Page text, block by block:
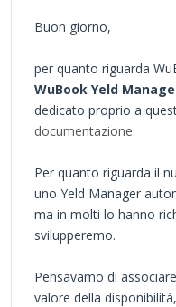
Buon giorno,
per quanto riguarda
WuBook Yeld
dedicato proprio a
documentazione.
Per quanto riguarda il
uno Yeld Manager
ma in molti lo hanno
svilupperemo.
Pensavamo di
valore della disponibilità,